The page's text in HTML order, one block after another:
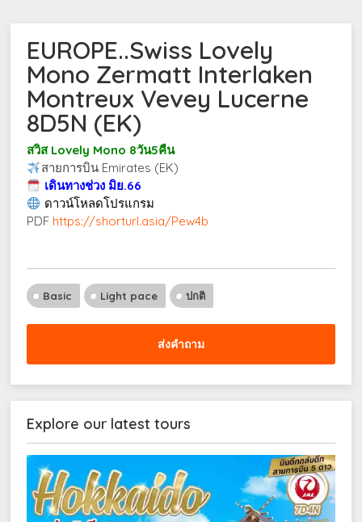
EUROPE..Swiss Lovely
Mono Zermatt Interlaken
Montreux Vevey Lucerne
8D5N (EK)
สวิส Lovely Mono 8วัน5คืน
สายการบิน Emirates (EK)
เดินทางช่วง มิย.66
ดาวน์โหลดโปรแกรม
PDF https://shorturl.asia/Pew4b
Basic Light pace ปกติ
ส่งคำถาม
Explore our latest tours